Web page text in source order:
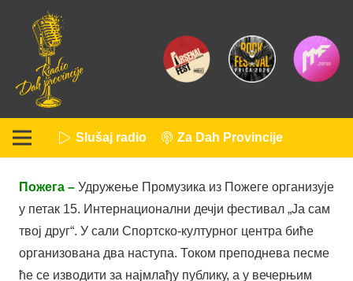
Slušaj radio Za Dah Provincije
Пожега – Удружење Промузика из Пожеге организује
у петак 15. Интернационални дечји фестивал „Ја сам
твој друг“. У сали Спортско-културног центра биће
организована два наступа. Током преподнева песме
ће се изводити за најмлађу публику, а у вечерњим